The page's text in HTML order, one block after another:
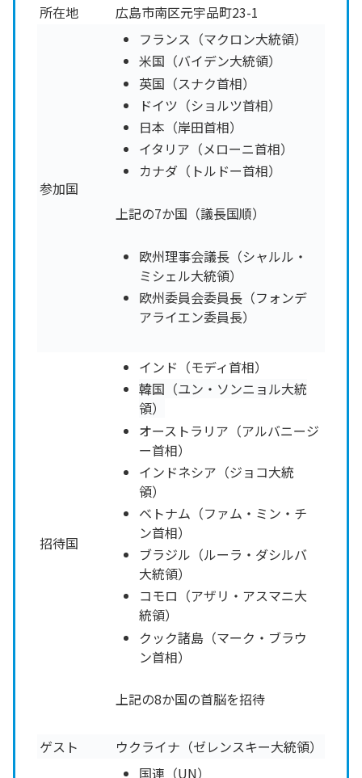
所在地 広島市南区元宇品町23-1
参加国
フランス（マクロン大統領）
米国（バイデン大統領）
英国（スナク首相）
ドイツ（ショルツ首相）
日本（岸田首相）
イタリア（メローニ首相）
カナダ（トルドー首相）
上記の7か国（議長国順）
欧州理事会議長（シャルル・
ミシェル大統領）
欧州委員会委員長（フォンデ
アライエン委員長）
招待国
インド（モディ首相）
韓国（ユン・ソンニョル大統
領）
オーストラリア（アルバニージ
ー首相）
インドネシア（ジョコ大統
領）
ベトナム（ファム・ミン・チ
ン首相）
ブラジル（ルーラ・ダシルバ
大統領）
コモロ（アザリ・アスマニ大
統領）
クック諸島（マーク・ブラウ
ン首相）
上記の8か国の首脳を招待
ゲスト ウクライナ（ゼレンスキー大統領）
国連（UN）